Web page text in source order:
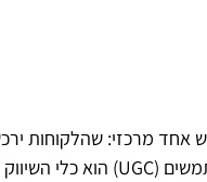
מרכזי: שהלקוחות
את המוצר, יצלמו אותו מיוזמתם וישתפו אותו עם העוקבים שלהם. תוכן שנוצר על ידי משתמשים (UGC) הוא כלי השיווק